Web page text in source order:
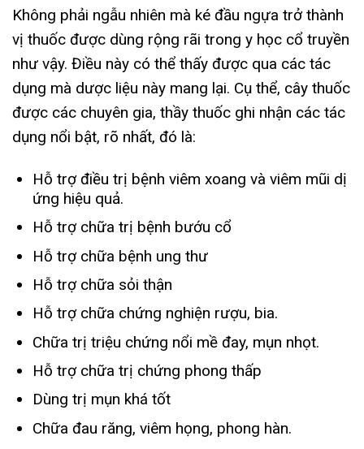
Không phải ngẫu nhiên mà ké đầu ngựa trở thành
vị thuốc được dùng rộng rãi trong y học cổ truyền
như vậy. Điều này có thể thấy được qua các tác
dụng mà dược liệu này mang lại. Cụ thể, cây thuốc
được các chuyên gia, thầy thuốc ghi nhận các tác
dụng nổi bật, rõ nhất, đó là:
Hỗ trợ điều trị bệnh viêm xoang và viêm mũi dị
ứng hiệu quả.
Hỗ trợ chữa trị bệnh bướu cổ
Hỗ trợ chữa bệnh ung thư
Hỗ trợ chữa sỏi thận
Hỗ trợ chữa chứng nghiện rượu, bia.
Chữa trị triệu chứng nổi mề đay, mụn nhọt.
Hỗ trợ chữa trị chứng phong thấp
Dùng trị mụn khá tốt
Chữa đau răng, viêm họng, phong hàn.